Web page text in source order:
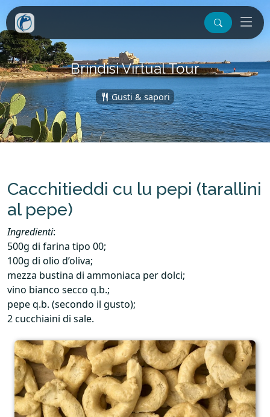
Brindisi Virtual Tour
Gusti & sapori
Cacchitieddi cu lu pepi (tarallini
al pepe)
Ingredienti:
500g di farina tipo 00;
100g di olio d’oliva;
mezza bustina di ammoniaca per dolci;
vino bianco secco q.b.;
pepe q.b. (secondo il gusto);
2 cucchiaini di sale.